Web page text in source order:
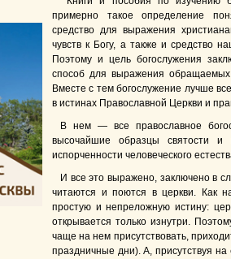
примерно такое определение
средство для выражения
чувств к Богу, а также и средство
Поэтому и цель богослужения
способ для выражения обращаемых
Вместе с тем богослужение лучше
в истинах Православной Церкви и
В нем — все православное
высочайшие образцы святости
испорченности человеческого
И все это выражено, заключено в
читаются и поются в церкви. Как
простую и непреложную истину:
открывается только изнутри.
чаще на нем присутствовать,
праздничные дни). А, присутствуя на